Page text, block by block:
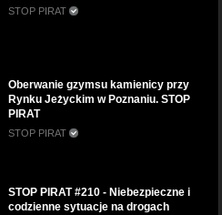
STOP PIRAT
Oberwanie gzymsu kamienicy przy
Rynku Jeżyckim w Poznaniu. STOP
PIRAT
STOP PIRAT
STOP PIRAT #210 - Niebezpieczne i
codzienne sytuacje na drogach